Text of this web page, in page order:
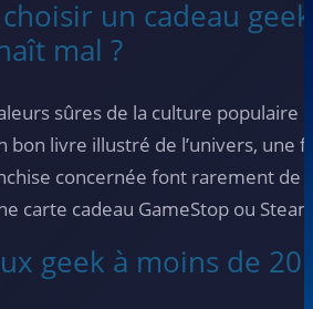
un cadeau
mal ?
sûres de la culture populaire
bon livre illustré de l’univers, une
concernée font rarement de
carte cadeau GameStop ou
geek à moins de